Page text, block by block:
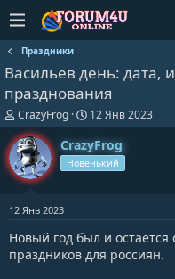
Праздники
Васильев день: дата,
празднования
А
в
т
о
р
т
м
CrazyFrog
Д
а
т
а
н
а
12 Янв 2023
CrazyFrog
Новенький
12 Янв 2023
Новый год был и
праздников для россиян.